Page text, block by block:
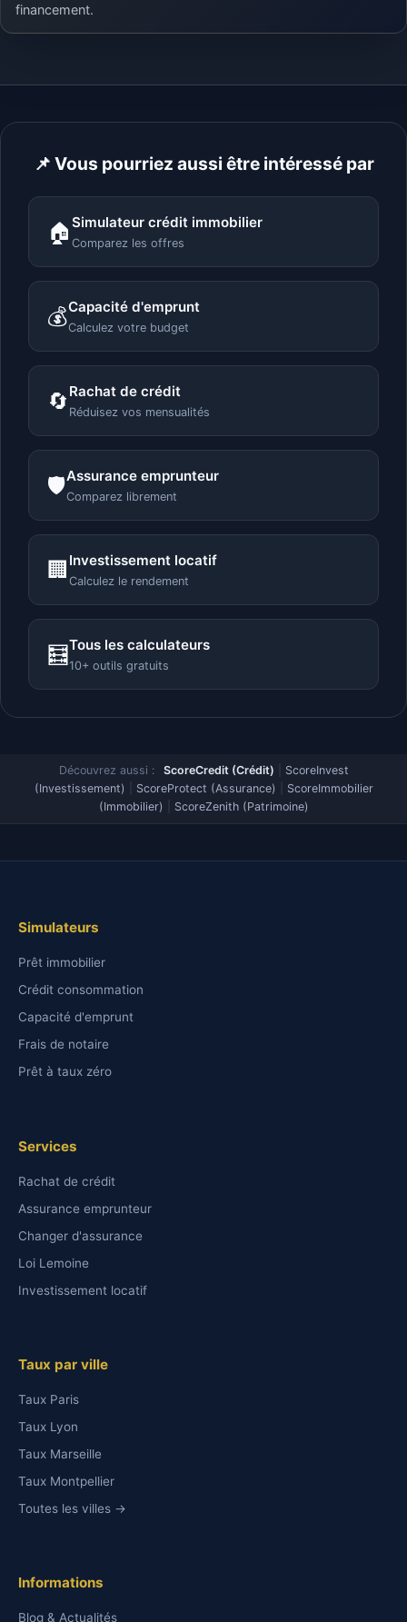
financement.
📌 Vous pourriez aussi être intéressé par
🏠 Simulateur crédit immobilier
Comparez les offres
💰Capacité d'emprunt
Calculez votre budget
🔄 Rachat de crédit
Réduisez vos mensualités
🛡️Assurance emprunteur
Comparez librement
🏢 Investissement locatif
Calculez le rendement
🧮Tous les calculateurs
10+ outils gratuits
Découvrez aussi : ScoreCredit (Crédit)
ScoreInvest
(Investissement)
ScoreProtect (Assurance)
ScoreImmobilier
(Immobilier)
ScoreZenith (Patrimoine)
Simulateurs
Prêt immobilier
Crédit consommation
Capacité d'emprunt
Frais de notaire
Prêt à taux zéro
Services
Rachat de crédit
Assurance emprunteur
Changer d'assurance
Loi Lemoine
Investissement locatif
Taux par ville
Taux Paris
Taux Lyon
Taux Marseille
Taux Montpellier
Toutes les villes →
Informations
Blog & Actualités